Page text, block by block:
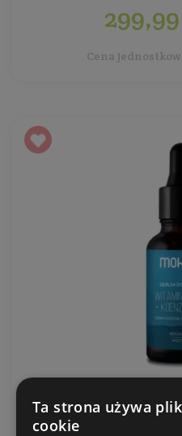
299,99
Cena
Odmładzająco-
twarzy z wit. C
Ta strona używa
cookie